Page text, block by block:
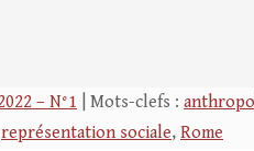
– N°1 | Mots-clefs :
représentation sociale, Rome